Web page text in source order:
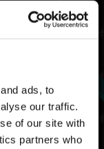
ads, to
our traffic.
of our site with
partners who
PlayStation®5
안내
PlayStation®5